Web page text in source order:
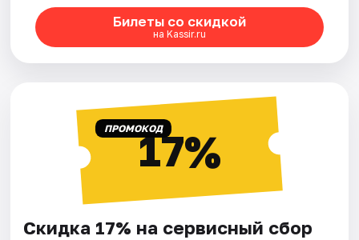
Билеты со скидкой
на Kassir.ru
ПРОМОКОД17%
Скидка 17% на сервисный сбор